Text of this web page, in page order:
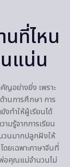
นที่ไหน
แน่น
ญอย่างยิ่ง เพราะ
านการศึกษา การ
งทำให้ผู้เรียนได้
มรู้จากการเรียน
วนมากปลูกฝังให้
ยเฉพาะภาษาจีนที่
อคุณแม่จำนวนไม่